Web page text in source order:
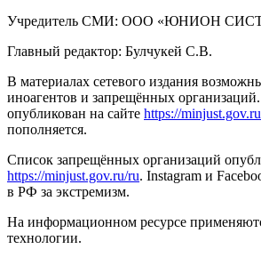
Учредитель СМИ: ООО «ЮНИОН
Главный редактор: Булчукей С.В.
В материалах сетевого издания
иноагентов и запрещённых
опубликован на сайте https://minjust.gov.ru
пополняется.
Список запрещённых организаций
https://minjust.gov.ru/ru. Instagram и
в РФ за экстремизм.
На информационном ресурсе
технологии.